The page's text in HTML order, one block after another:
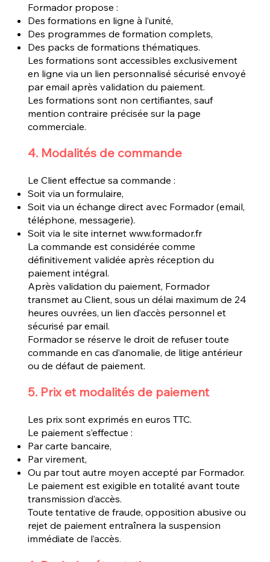
Formador propose :
Des formations en ligne à l’unité,
Des programmes de formation complets,
Des packs de formations thématiques.
Les formations sont accessibles exclusivement
en ligne via un lien personnalisé sécurisé envoyé
par email après validation du paiement.
Les formations sont non certifiantes, sauf
mention contraire précisée sur la page
commerciale.
4. Modalités de commande
Le Client effectue sa commande :
Soit via un formulaire,
Soit via un échange direct avec Formador (email,
téléphone, messagerie).
Soit via le site internet www.formador.fr
La commande est considérée comme
définitivement validée après réception du
paiement intégral.
Après validation du paiement, Formador
transmet au Client, sous un délai maximum de 24
heures ouvrées, un lien d’accès personnel et
sécurisé par email.
Formador se réserve le droit de refuser toute
commande en cas d’anomalie, de litige antérieur
ou de défaut de paiement.
5. Prix et modalités de paiement
Les prix sont exprimés en euros TTC.
Le paiement s’effectue :
Par carte bancaire,
Par virement,
Ou par tout autre moyen accepté par Formador.
Le paiement est exigible en totalité avant toute
transmission d’accès.
Toute tentative de fraude, opposition abusive ou
rejet de paiement entraînera la suspension
immédiate de l’accès.